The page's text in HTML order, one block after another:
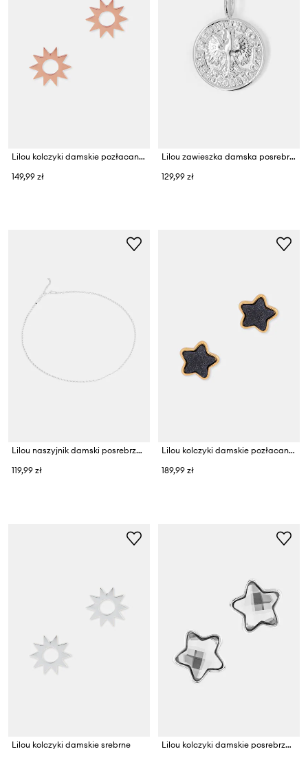
Lilou kolczyki damskie pozłacane
149,99 zł
Lilou zawieszka damska posrebrzana
129,99 zł
Lilou naszyjnik damski posrebrzany
119,99 zł
Lilou kolczyki damskie pozłacane Mini Icons
189,99 zł
Lilou kolczyki damskie srebrne
Lilou kolczyki damskie posrebrzane Mini Icons